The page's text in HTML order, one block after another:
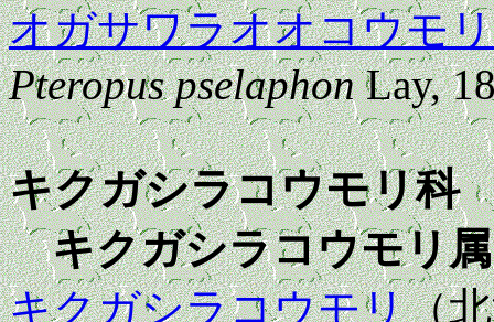
オガサワラオオコウモリ
Pteropus pselaphonLay,
キクガシラコウモリ科
キクガシラコウモリ属
キクガシラコウモリ（